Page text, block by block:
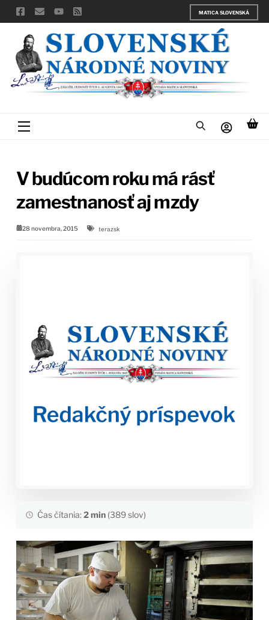
Skip
to
content
MATICA SLOVENSKÁ
Menu
V budúcom roku má rásť
zamestnanosť aj mzdy
28 novembra, 2015 terazsk
Čas čítania:2 min(389 slov)